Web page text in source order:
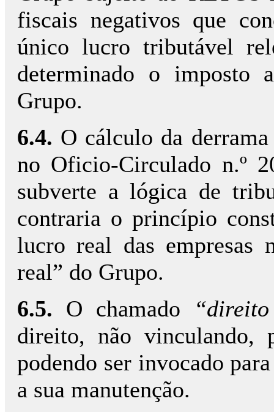
fiscais negativos que
único lucro tributável
determinado o
Grupo.
6.4. O cálculo da
no Oficio-Circulado n.º
subverte a lógica de
contraria o princípio
lucro real das empresas
real” do Grupo.
6.5. O chamado
direito, não vinculando,
podendo ser invocado
a sua manutenção.